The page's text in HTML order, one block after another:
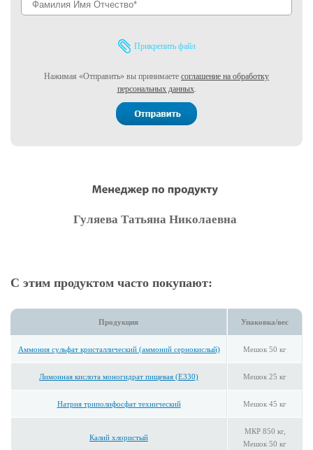
Прикрепить файл
Нажимая «Отправить» вы принимаете соглашение на обработку
персональных данных.
Гуляева Татьяна Николаевна
С этим продуктом часто покупают:
Продукция Упаковка/вес
Аммония сульфат кристаллический (аммоний сернокислый) Мешок 50 кг
Лимонная кислота моногидрат пищевая (E330) Мешок 25 кг
Натрия триполифосфат технический Мешок 45 кг
Калий хлористый
МКР 850 кг,
Мешок 50 кг